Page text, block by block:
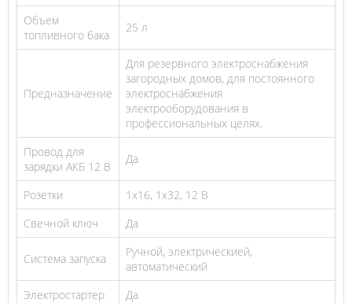
Объем
топливного бака
25 л
Предназначение
Для резервного электроснабжения
загородных домов, для постоянного
электроснабжения
электрооборудования в
профессиональных целях.
Провод для
зарядки АКБ 12 В
Да
Розетки
1х16, 1х32, 12 В
Свечной ключ
Да
Система запуска
Ручной, электрическией,
автоматический
Электростартер
Да